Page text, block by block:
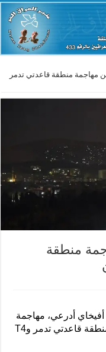
مهاجمة منطقة قاعدتي تدمر
منطقة
أفيخاي أدرعي، مهاجمة
قدرات استراتيجية عسكرية بقيت في منطقة قاعدتي تدمر وT4